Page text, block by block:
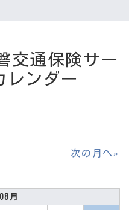
交通保険サー
レンダー
月